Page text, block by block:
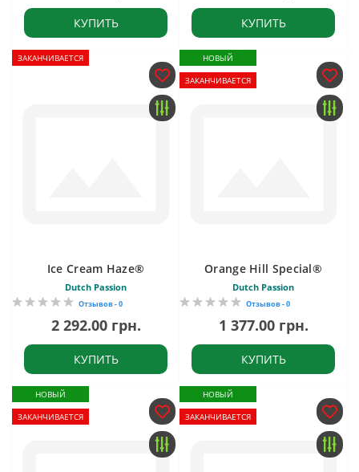
КУПИТЬ КУПИТЬ
ЗАКАНЧИВАЕТСЯ
Ice Cream Haze®
Dutch Passion
Отзывов - 0
2 292.00 грн.
КУПИТЬ
НОВЫЙ
ЗАКАНЧИВАЕТСЯ
Orange Hill Special®
Dutch Passion
Отзывов - 0
1 377.00 грн.
КУПИТЬ
НОВЫЙ
ЗАКАНЧИВАЕТСЯ
НОВЫЙ
ЗАКАНЧИВАЕТСЯ